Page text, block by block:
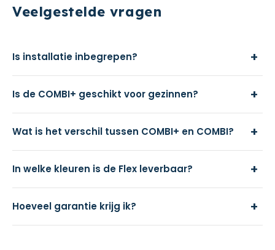
Veelgestelde vragen
Is installatie inbegrepen? +
Is de COMBI+ geschikt voor gezinnen? +
Wat is het verschil tussen COMBI+ en COMBI? +
In welke kleuren is de Flex leverbaar? +
Hoeveel garantie krijg ik? +